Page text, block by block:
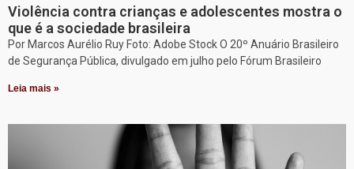
Violência contra crianças e adolescentes mostra o
que é a sociedade brasileira
Por Marcos Aurélio Ruy Foto: Adobe Stock O 20º Anuário Brasileiro
de Segurança Pública, divulgado em julho pelo Fórum Brasileiro
Leia mais »